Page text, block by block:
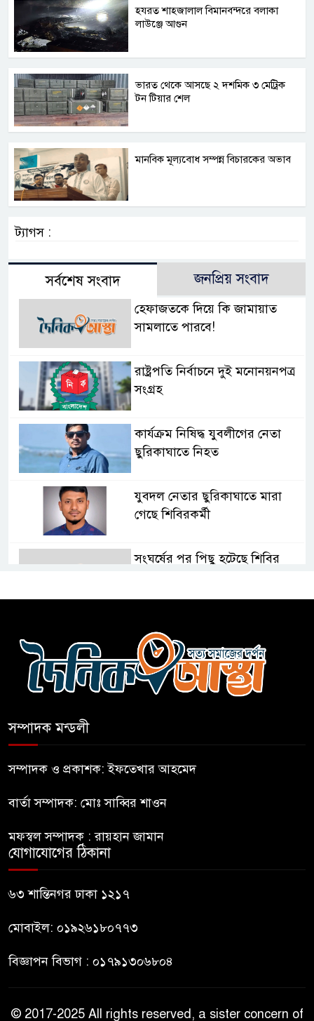
হযরত শাহজালাল বিমানবন্দরে বলাকা
লাউঞ্জে আগুন
ভারত থেকে আসছে ২ দশমিক ৩ মেট্রিক
টন টিয়ার শেল
মানবিক মূল্যবোধ সম্পন্ন বিচারকের অভাব
ট্যাগস :
সর্বশেষ সংবাদ জনপ্রিয় সংবাদ
হেফাজতকে দিয়ে কি জামায়াত
সামলাতে পারবে!
রাষ্ট্রপতি নির্বাচনে দুই মনোনয়নপত্র
সংগ্রহ
কার্যক্রম নিষিদ্ধ যুবলীগের নেতা
ছুরিকাঘাতে নিহত
যুবদল নেতার ছুরিকাঘাতে মারা
গেছে শিবিরকর্মী
সংঘর্ষের পর পিছু হটেছে শিবির
আছে ছাত্রদল
হযরত শাহজালাল বিমানবন্দরে
কিশোর
ভারত থেকে আসছে ২ দশমিক ৩
সম্পাদক মন্ডলী
সম্পাদক ও প্রকাশক: ইফতেখার আহমেদ
বার্তা সম্পাদক: মোঃ সাব্বির শাওন
মফস্বল সম্পাদক : রায়হান জামান
যোগাযোগের ঠিকানা
৬৩ শান্তিনগর ঢাকা ১২১৭
মোবাইল: ০১৯২৬১৮০৭৭৩
বিজ্ঞাপন বিভাগ : ০১৭৯১৩০৬৮০৪
© 2017-2025 All rights reserved, a sister concern of